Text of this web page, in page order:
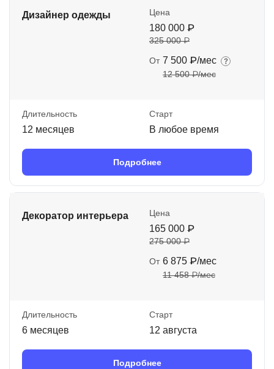
Дизайнер одежды Цена
180 000 ₽
325 000 ₽
От 7 500 ₽/мес
12 500 ₽/мес
Длительность
12 месяцев
Старт
В любое время
Подробнее
Декоратор интерьера Цена
165 000 ₽
275 000 ₽
От 6 875 ₽/мес
11 458 ₽/мес
Длительность
6 месяцев
Старт
12 августа
Подробнее